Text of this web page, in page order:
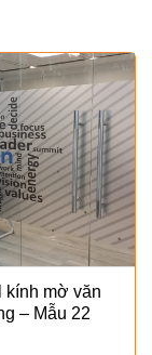
kính mờ văn
– Mẫu 22